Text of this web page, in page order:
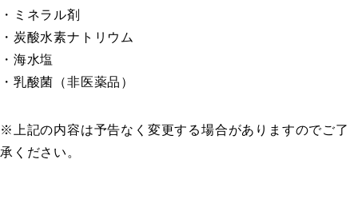
・ミネラル剤
・炭酸水素ナトリウム
・海水塩
・乳酸菌（非医薬品）
※上記の内容は予告なく変更する場合がありますのでご了
承ください。